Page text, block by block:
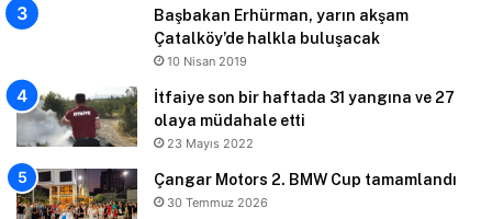
Başbakan Erhürman, yarın akşam
Çatalköy’de halkla buluşacak
10 Nisan 2019
İtfaiye son bir haftada 31 yangına ve 27
olaya müdahale etti
23 Mayıs 2022
Çangar Motors 2. BMW Cup tamamlandı
30 Temmuz 2026